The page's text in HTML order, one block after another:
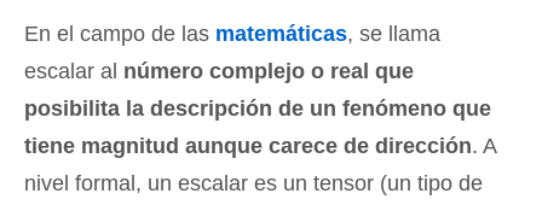
En el campo de las matemáticas, se llama
escalar al número complejo o real que
posibilita la descripción de un fenómeno que
tiene magnitud aunque carece de dirección. A
nivel formal, un escalar es un tensor (un tipo de